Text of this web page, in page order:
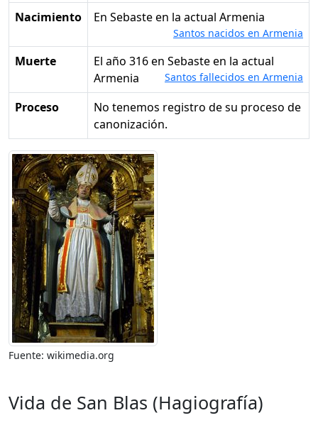
Nacimiento
en Sebaste en la actual Armenia
Santos nacidos en Armenia
Muerte
el año 316 en Sebaste en la actual
Armenia
Santos fallecidos en Armenia
Proceso
No tenemos registro de su proceso de
canonización.
Fuente: wikimedia.org
Vida de San Blas (Hagiografía)